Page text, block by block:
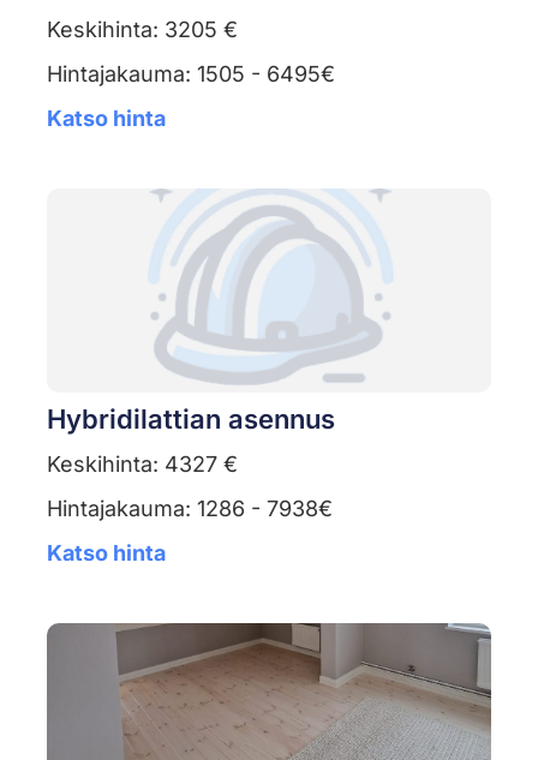
Keskihinta: 3205 €
Hintajakauma: 1505 - 6495€
Katso hinta
Hybridilattian asennus
Keskihinta: 4327 €
Hintajakauma: 1286 - 7938€
Katso hinta